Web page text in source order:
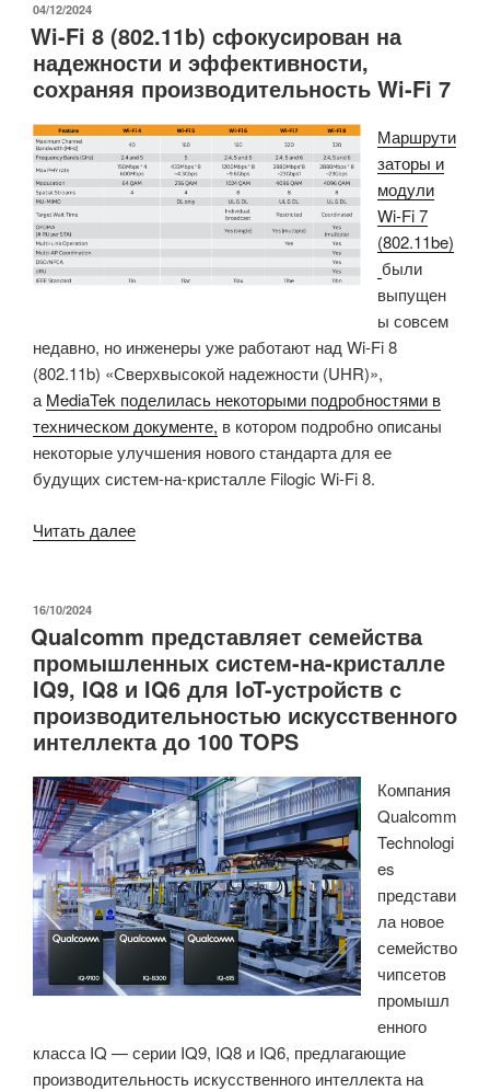
это
голосовой
комплект
S3
AI
с
для
пробуждения,
шумоподавлением
и
эхоподавлением.»
ОПУБЛИКОВАНО
04/12/2024
Wi-Fi 8 (802.11b) сфокусирован на
надежности и эффективности,
сохраняя производительность Wi-Fi 7
Маршрути
заторы и
модули
Wi-Fi 7
(802.11be)
были
выпущен
ы совсем
недавно, но инженеры уже работают над Wi-Fi 8
(802.11b) «Сверхвысокой надежности (UHR)»,
а MediaTek поделилась некоторыми подробностями в
техническом документе, в котором подробно описаны
некоторые улучшения нового стандарта для ее
будущих систем-на-кристалле Filogic Wi-Fi 8.
Читать далее«Wi-
сфокусирован
на
надежности
и
эффективности,
производительность
Wi-
Fi
7»
ОПУБЛИКОВАНО
16/10/2024
Qualcomm представляет семейства
промышленных систем-на-кристалле
IQ9, IQ8 и IQ6 для IoT-устройств с
производительностью искусственного
интеллекта до 100 TOPS
Компания
Qualcomm
Technologi
es
представи
ла новое
семейство
чипсетов
промышл
енного
класса IQ — серии IQ9, IQ8 и IQ6, предлагающие
производительность искусственного интеллекта на